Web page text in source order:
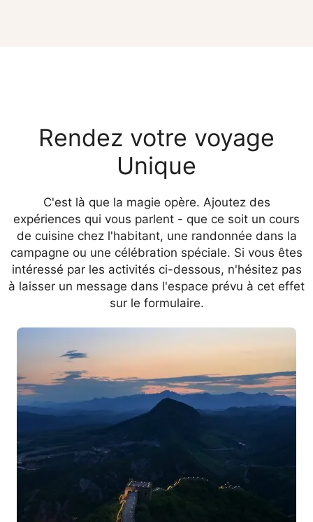
Rendez votre voyage
Unique
C'est là que la magie opère. Ajoutez des
expériences qui vous parlent - que ce soit un cours
de cuisine chez l'habitant, une randonnée dans la
campagne ou une célébration spéciale. Si vous êtes
intéressé par les activités ci-dessous, n'hésitez pas
à laisser un message dans l'espace prévu à cet effet
sur le formulaire.